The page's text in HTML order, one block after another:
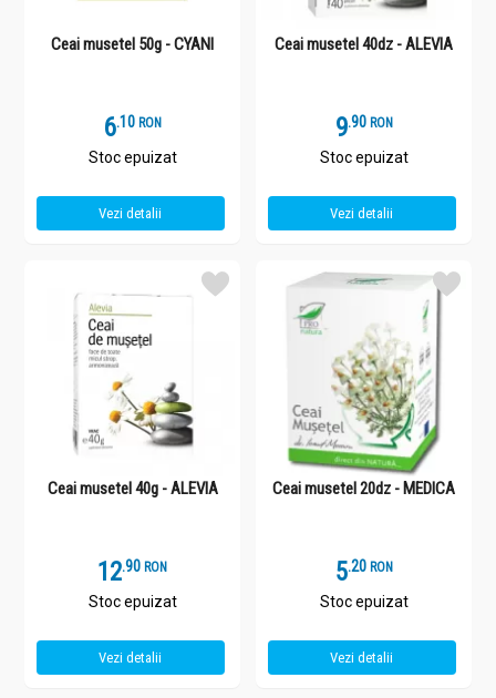
Ceai musetel 50g - CYANI
6.1 RON
Stoc epuizat
Vezi detalii
Ceai musetel 40dz - ALEVIA
9.9 RON
Stoc epuizat
Vezi detalii
Ceai musetel 40g - ALEVIA
12.9 RON
Stoc epuizat
Vezi detalii
Ceai musetel 20dz - MEDICA
5.2 RON
Stoc epuizat
Vezi detalii